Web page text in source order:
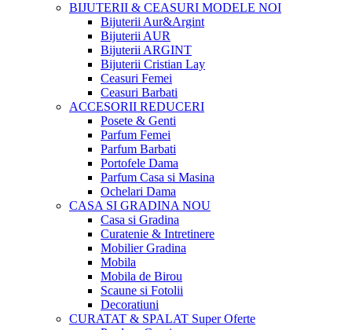
BIJUTERII & CEASURI MODELE NOI
Bijuterii Aur&Argint
Bijuterii AUR
Bijuterii ARGINT
Bijuterii Cristian Lay
Ceasuri Femei
Ceasuri Barbati
ACCESORII REDUCERI
Posete & Genti
Parfum Femei
Parfum Barbati
Portofele Dama
Parfum Casa si Masina
Ochelari Dama
CASA SI GRADINANOU
Casa si Gradina
Curatenie & Intretinere
Mobilier Gradina
Mobila
Mobila de Birou
Scaune si Fotolii
Decoratiuni
CURATAT & SPALAT Super Oferte